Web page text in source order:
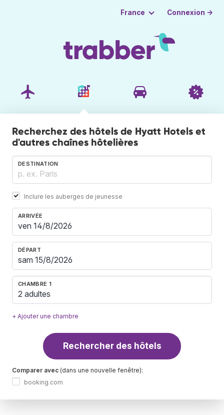
France Connexion →
Recherchez des hôtels de Hyatt Hotels et
d'autres chaînes hôtelières
DESTINATION
Inclure les auberges de jeunesse
ARRIVÉE
DÉPART
CHAMBRE 1
2 adultes
+ Ajouter une chambre
Rechercher des hôtels
Comparer avec (dans une nouvelle fenêtre):
booking.com